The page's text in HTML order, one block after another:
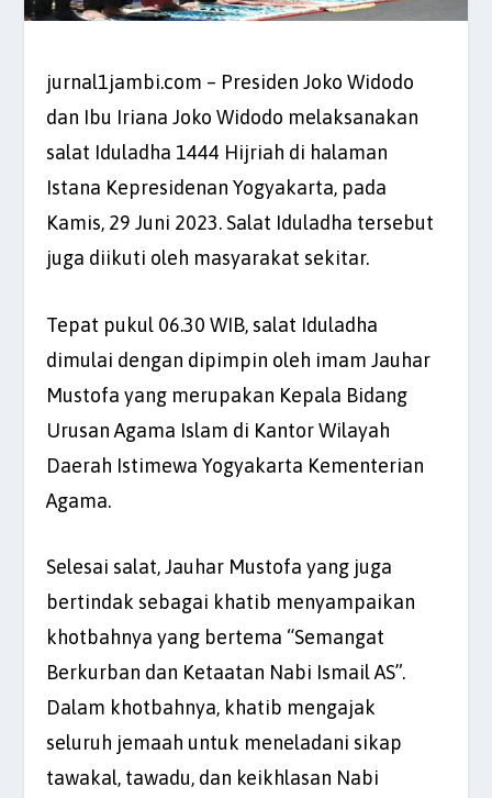
jurnal1jambi.com – Presiden Joko Widodo
dan Ibu Iriana Joko Widodo melaksanakan
salat Iduladha 1444 Hijriah di halaman
Istana Kepresidenan Yogyakarta, pada
Kamis, 29 Juni 2023. Salat Iduladha tersebut
juga diikuti oleh masyarakat sekitar.
Tepat pukul 06.30 WIB, salat Iduladha
dimulai dengan dipimpin oleh imam Jauhar
Mustofa yang merupakan Kepala Bidang
Urusan Agama Islam di Kantor Wilayah
Daerah Istimewa Yogyakarta Kementerian
Agama.
Selesai salat, Jauhar Mustofa yang juga
bertindak sebagai khatib menyampaikan
khotbahnya yang bertema “Semangat
Berkurban dan Ketaatan Nabi Ismail AS”.
Dalam khotbahnya, khatib mengajak
seluruh jemaah untuk meneladani sikap
tawakal, tawadu, dan keikhlasan Nabi